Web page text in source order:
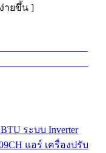
ายขึ้น ]
ระบบ Inverter
แอร์ เครื่องปรับ